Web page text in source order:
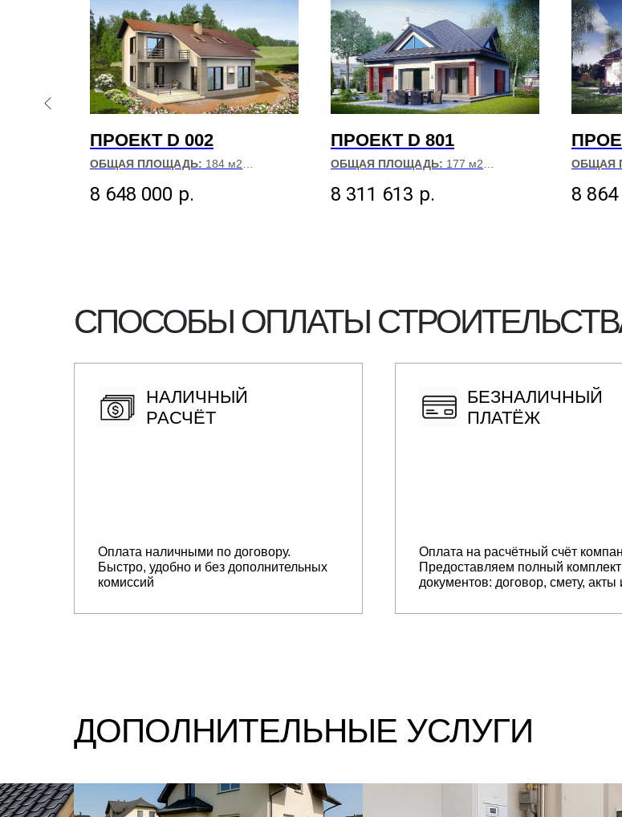
ПРОЕКТ D 002
ОБЩАЯ ПЛОЩАДЬ: 184 м2
8 648 000 р.
ПРОЕКТ D 801
ОБЩАЯ ПЛОЩАДЬ: 177 м2
8 311 613 р.
ОБЩАЯ
8
СПОСОБЫ ОПЛАТЫ
БЕЗНАЛИЧНЫЙ
ПЛАТЁЖ
Оплата на расчётный счёт
Предоставляем полный комплект
документов: договор, смету, акты
НАЛИЧНЫЙ
РАСЧЁТ
Оплата наличными по договору.
Быстро, удобно и без дополнительных
комиссий
ДОПОЛНИТЕЛЬНЫЕ УСЛУГИ